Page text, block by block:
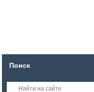
Поиск